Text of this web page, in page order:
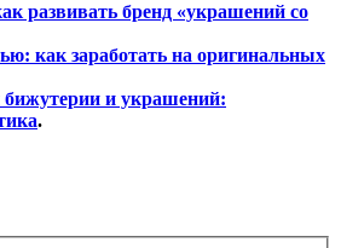
развивать бренд «украшений со
как заработать на оригинальных
и украшений:
.